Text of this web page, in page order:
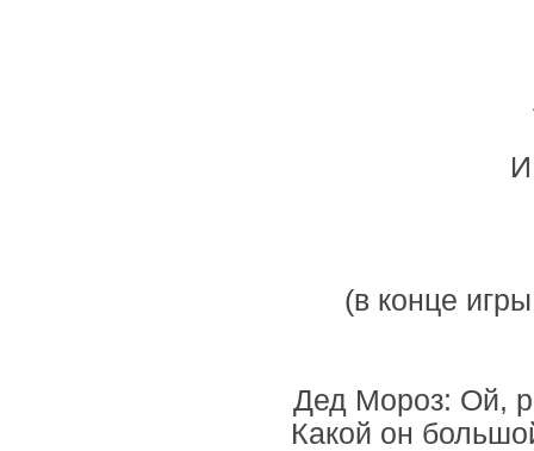
(в конце
Дед Мороз: Ой,
Какой он